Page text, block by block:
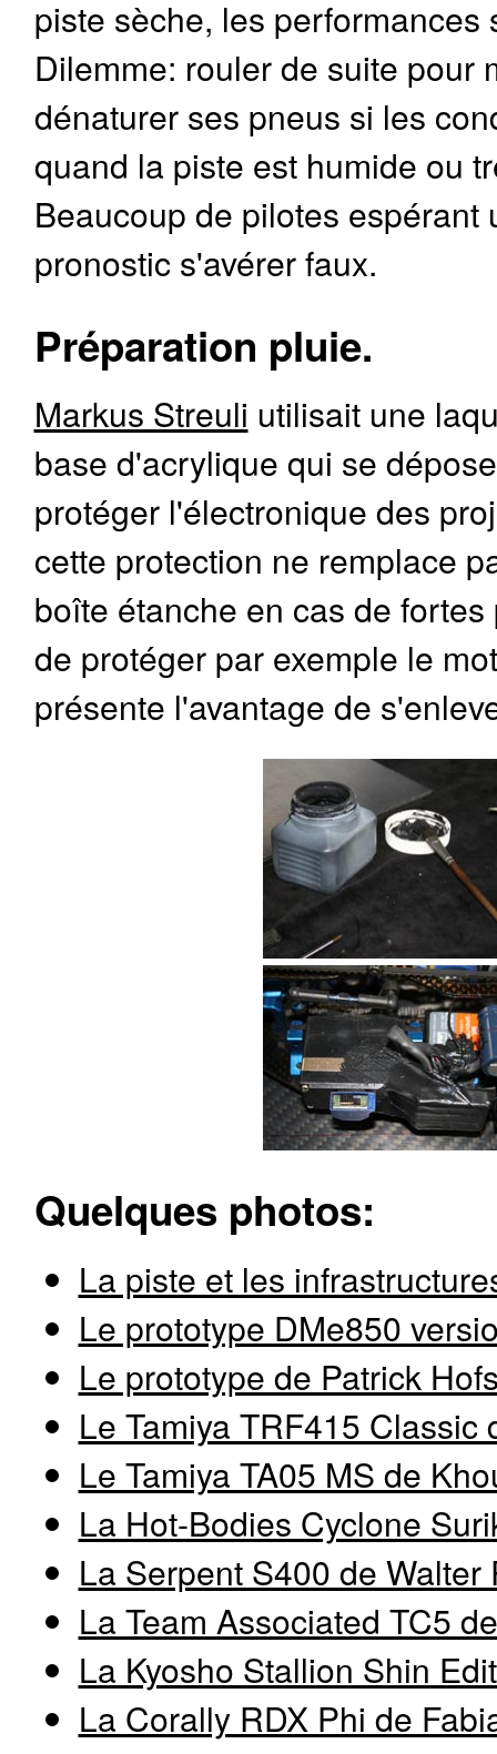
piste sèche, les
Dilemme: rouler de suite pour
dénaturer ses pneus si les
quand la piste est humide ou
Beaucoup de pilotes
pronostic s'avérer faux.
Préparation pluie.
Markus Streuli utilisait une
base d'acrylique qui se
protéger l'électronique des
cette protection ne remplace
boîte étanche en cas de
de protéger par exemple le
présente l'avantage de
Quelques photos:
La piste et les
Le prototype DMe850
Le prototype de Patrick
Le Tamiya TRF415 Classic
Le Tamiya TA05 MS de
La Hot-Bodies Cyclone
La Serpent S400 de Walter
La Team Associated TC5
La Kyosho Stallion Shin
La Corally RDX Phi de